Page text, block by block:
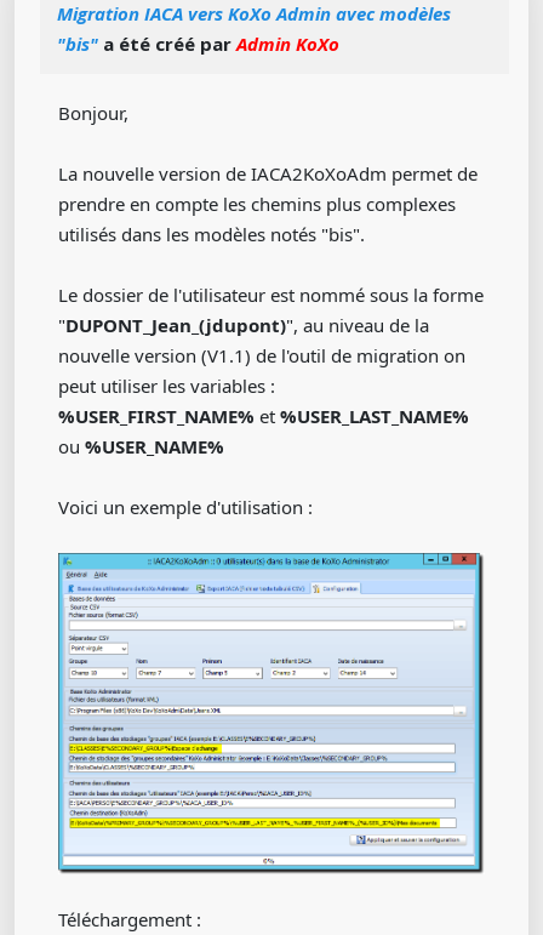
Migration IACA vers KoXo Admin avec modèles
"bis" a été créé parAdmin KoXo
Bonjour,
La nouvelle version de IACA2KoXoAdm permet de
prendre en compte les chemins plus complexes
utilisés dans les modèles notés "bis".
Le dossier de l'utilisateur est nommé sous la forme
"DUPONT_Jean_(jdupont)", au niveau de la
nouvelle version (V1.1) de l'outil de migration on
peut utiliser les variables :
%USER_FIRST_NAME% et %USER_LAST_NAME%
ou %USER_NAME%
Voici un exemple d'utilisation :
Téléchargement :